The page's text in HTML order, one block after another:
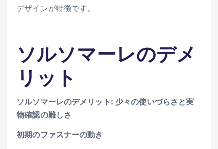
デザインが特徴です。
ソルソマーレのデメ
リット
ソルソマーレのデメリット: 少々の使いづらさと実
物確認の難しさ
初期のファスナーの動き